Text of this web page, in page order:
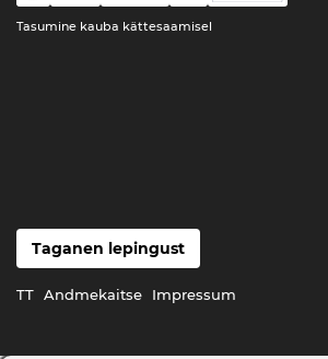
Tasumine kauba kättesaamisel
Taganen lepingust
TT Andmekaitse Impressum